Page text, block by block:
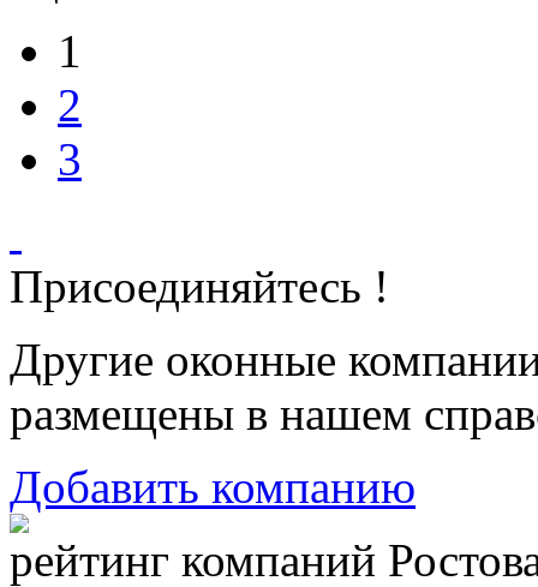
1
2
3
Присоединяйтесь !
Другие оконные
размещены в нашем
Добавить компанию
рейтинг компаний